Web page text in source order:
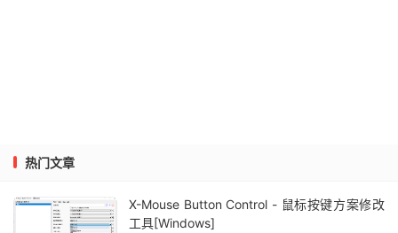
热门文章
X-Mouse Button Control - 鼠标按键方案修改
工具[Windows]